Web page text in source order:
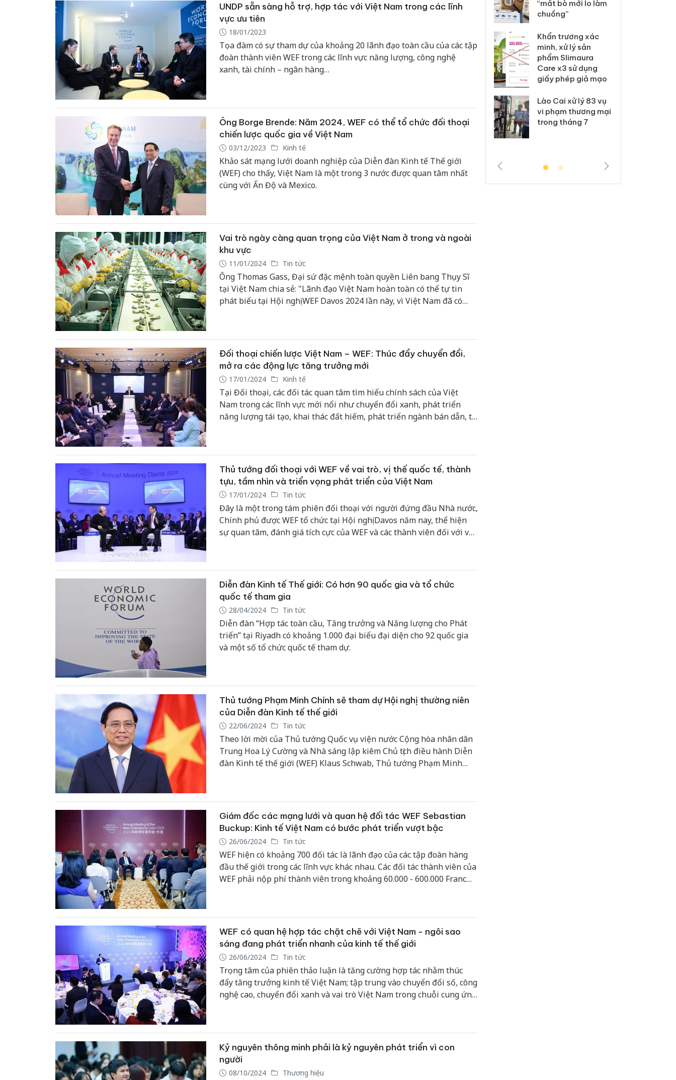
UNDP sẵn sàng hỗ trợ, hợp tác với Việt Nam trong các lĩnh
vực ưu tiên
18/01/2023
Tọa đàm có sự tham dự của khoảng 20 lãnh đạo toàn cầu của các tập
đoàn thành viên WEF trong các lĩnh vực năng lượng, công nghệ
xanh, tài chính – ngân hàng…
Ông Borge Brende: Năm 2024, WEF có thể tổ chức đối thoại
chiến lược quốc gia về Việt Nam
03/12/2023 Kinh tế
Khảo sát mạng lưới doanh nghiệp của Diễn đàn Kinh tế Thế giới
(WEF) cho thấy, Việt Nam là một trong 3 nước được quan tâm nhất
cùng với Ấn Độ và Mexico.
Vai trò ngày càng quan trọng của Việt Nam ở trong và ngoài
khu vực
11/01/2024 Tin tức
Ông Thomas Gass, Đại sứ đặc mệnh toàn quyền Liên bang Thụy Sĩ
tại Việt Nam chia sẻ: "Lãnh đạo Việt Nam hoàn toàn có thể tự tin
phát biểu tại Hội nghị WEF Davos 2024 lần này, vì Việt Nam đã có
đó".
Đối thoại chiến lược Việt Nam – WEF: Thúc đẩy chuyển đổi,
mở ra các động lực tăng trưởng mới
17/01/2024 Kinh tế
Tại Đối thoại, các đối tác quan tâm tìm hiểu chính sách của Việt
Nam trong các lĩnh vực mới nổi như chuyển đổi xanh, phát triển
năng lượng tái tạo, khai thác đất hiếm, phát triển ngành bán dẫn, thị
Thủ tướng đối thoại với WEF về vai trò, vị thế quốc tế, thành
tựu, tầm nhìn và triển vọng phát triển của Việt Nam
17/01/2024 Tin tức
Đây là một trong tám phiên đối thoại với người đứng đầu Nhà nước,
Chính phủ được WEF tổ chức tại Hội nghị Davos năm nay, thể hiện
sự quan tâm, đánh giá tích cực của WEF và các thành viên đối với vai
Diễn đàn Kinh tế Thế giới: Có hơn 90 quốc gia và tổ chức
quốc tế tham gia
28/04/2024 Tin tức
Diễn đàn “Hợp tác toàn cầu, Tăng trưởng và Năng lượng cho Phát
triển” tại Riyadh có khoảng 1.000 đại biểu đại diện cho 92 quốc gia
và một số tổ chức quốc tế tham dự.
Thủ tướng Phạm Minh Chính sẽ tham dự Hội nghị thường niên
của Diễn đàn Kinh tế thế giới
22/06/2024 Tin tức
Theo lời mời của Thủ tướng Quốc vụ viện nước Cộng hòa nhân dân
Trung Hoa Lý Cường và Nhà sáng lập kiêm Chủ tịch điều hành Diễn
đàn Kinh tế thế giới (WEF) Klaus Schwab, Thủ tướng Phạm Minh
Giám đốc các mạng lưới và quan hệ đối tác WEF Sebastian
Buckup: Kinh tế Việt Nam có bước phát triển vượt bậc
26/06/2024 Tin tức
WEF hiện có khoảng 700 đối tác là lãnh đạo của các tập đoàn hàng
đầu thế giới trong các lĩnh vực khác nhau. Các đối tác thành viên của
WEF phải nộp phí thành viên trong khoảng 60.000 - 600.000 Franc
WEF có quan hệ hợp tác chặt chẽ với Việt Nam - ngôi sao
sáng đang phát triển nhanh của kinh tế thế giới
26/06/2024 Tin tức
Trọng tâm của phiên thảo luận là tăng cường hợp tác nhằm thúc
đẩy tăng trưởng kinh tế Việt Nam; tập trung vào chuyển đổi số, công
nghệ cao, chuyển đổi xanh và vai trò Việt Nam trong chuỗi cung ứng
Kỷ nguyên thông minh phải là kỷ nguyên phát triển vì con
người
08/10/2024 Thương hiệu
hàng giả mạo nhãn
hiệu Adidas, Nike
công khai hàng
ngàn sản phẩm
Công an Thanh Hóa
tìm bị hại trong vụ
“mất bò mới lo làm
chuồng”
Khẩn trương xác
minh, xử lý sản
phẩm Slimaura
Care x3 sử dụng
giấy phép giả mạo
Lào Cai xử lý 83 vụ
vi phạm thương mại
trong tháng 7